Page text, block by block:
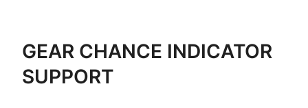
GEAR CHANCE INDICATOR
SUPPORT